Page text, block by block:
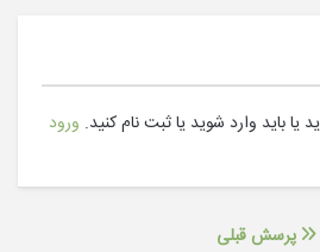
باید وارد شوید یا ثبت نام کنید. ورود
پرسش قبلی